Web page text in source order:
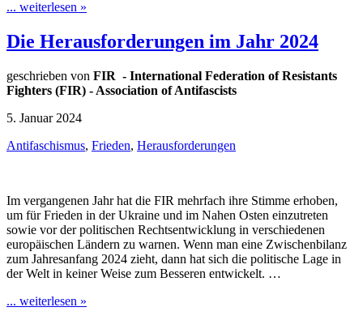
... weiterlesen »
Die Herausforderungen im Jahr 2024
geschrieben von FIR - International Federation of Resistants
Fighters (FIR) - Association of Antifascists
5. Januar 2024
Antifaschismus, Frieden, Herausforderungen
Im vergangenen Jahr hat die FIR mehrfach ihre Stimme erhoben,
um für Frieden in der Ukraine und im Nahen Osten einzutreten
sowie vor der politischen Rechtsentwicklung in verschiedenen
europäischen Ländern zu warnen. Wenn man eine Zwischenbilanz
zum Jahresanfang 2024 zieht, dann hat sich die politische Lage in
der Welt in keiner Weise zum Besseren entwickelt. …
... weiterlesen »